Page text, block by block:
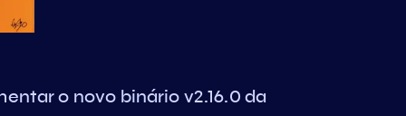
o novo binário v2.16.0 da